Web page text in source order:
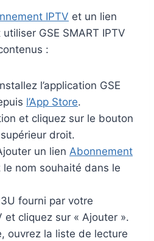
IPTV et un lien
GSE SMART IPTV
:
l’application GSE
l’App Store.
et cliquez sur le bouton
droit.
un lien Abonnement
le nom souhaité dans le
fourni par votre
et cliquez sur « Ajouter ».
ouvrez la liste de lecture